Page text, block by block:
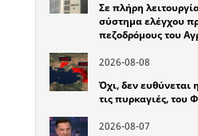
Σε πλήρη
σύστημα ελέγχου
πεζοδρόμους του
2026-08-08
Όχι, δεν ευθύνεται
τις πυρκαγιές, του
2026-08-07